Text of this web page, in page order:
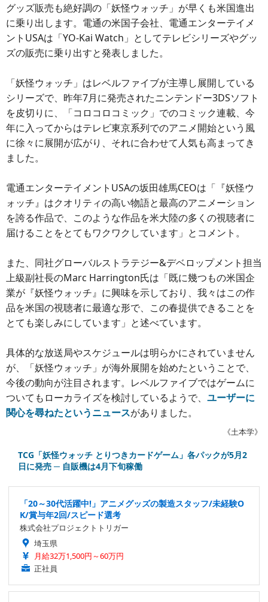
グッズ販売も絶好調の「妖怪ウォッチ」が早くも米国進出
に乗り出します。電通の米国子会社、電通エンターテイメ
ントUSAは「YO-Kai Watch」としてテレビシリーズやグッ
ズの販売に乗り出すと発表しました。
「妖怪ウォッチ」はレベルファイブが主導し展開している
シリーズで、昨年7月に発売されたニンテンドー3DSソフト
を皮切りに、「コロコロコミック」でのコミック連載、今
年に入ってからはテレビ東京系列でのアニメ開始という風
に徐々に展開が広がり、それに合わせて人気も高まってき
ました。
電通エンターテイメントUSAの坂田雄馬CEOは「『妖怪ウ
ォッチ』はクオリティの高い物語と最高のアニメーション
を誇る作品で、このような作品を米大陸の多くの視聴者に
届けることをとてもワクワクしています」とコメント。
また、同社グローバルストラテジー&デベロップメント担当
上級副社長のMarc Harrington氏は「既に幾つもの米国企
業が『妖怪ウォッチ』に興味を示しており、我々はこの作
品を米国の視聴者に最適な形で、この春提供できることを
とても楽しみにしています」と述べています。
具体的な放送局やスケジュールは明らかにされていません
が、「妖怪ウォッチ」が海外展開を始めたということで、
今後の動向が注目されます。レベルファイブではゲームに
ついてもローカライズを検討しているようで、 ユーザーに
関心を尋ねたというニュースがありました。
《土本学》
TCG「妖怪ウォッチ とりつきカードゲーム」各パックが5月2
日に発売 ─ 自販機は4月下旬稼働
「20～30代活躍中!」アニメグッズの製造スタッフ/未経験O
K/賞与年2回/スピード選考
株式会社プロジェクトトリガー
埼玉県
月給32万1,500円～60万円
正社員